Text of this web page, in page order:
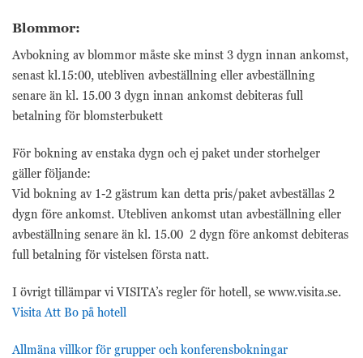
Blommor:
Avbokning av blommor måste ske minst 3 dygn innan ankomst,
senast kl.15:00, utebliven avbeställning eller avbeställning
senare än kl. 15.00 3 dygn innan ankomst debiteras full
betalning för blomsterbukett
För bokning av enstaka dygn och ej paket under storhelger
gäller följande:
Vid bokning av 1-2 gästrum kan detta pris/paket avbeställas 2
dygn före ankomst. Utebliven ankomst utan avbeställning eller
avbeställning senare än kl. 15.00 2 dygn före ankomst debiteras
full betalning för vistelsen första natt.
I övrigt tillämpar vi VISITA’s regler för hotell, se www.visita.se.
Visita Att Bo på hotell
Allmäna villkor för grupper och konferensbokningar